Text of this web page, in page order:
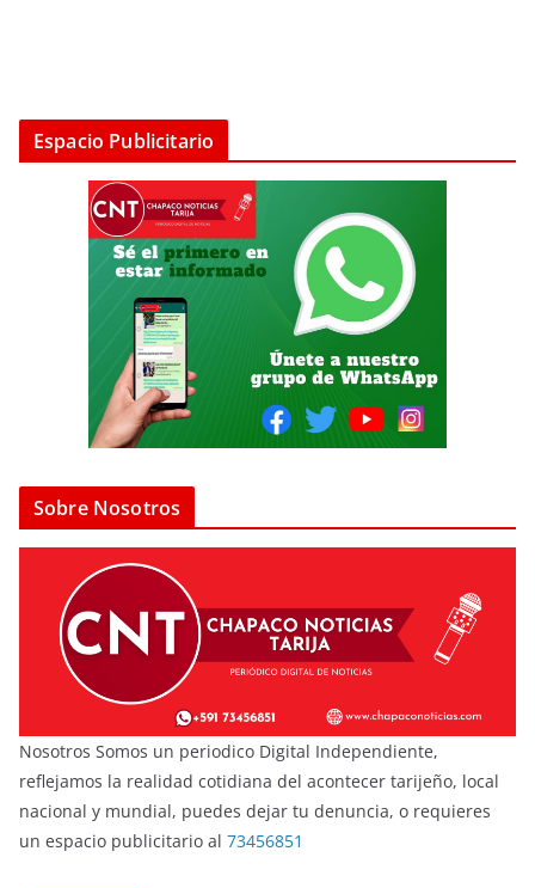
Espacio Publicitario
Sobre Nosotros
Nosotros Somos un periodico Digital Independiente,
reflejamos la realidad cotidiana del acontecer tarijeño, local
nacional y mundial, puedes dejar tu denuncia, o requieres
un espacio publicitario al 73456851